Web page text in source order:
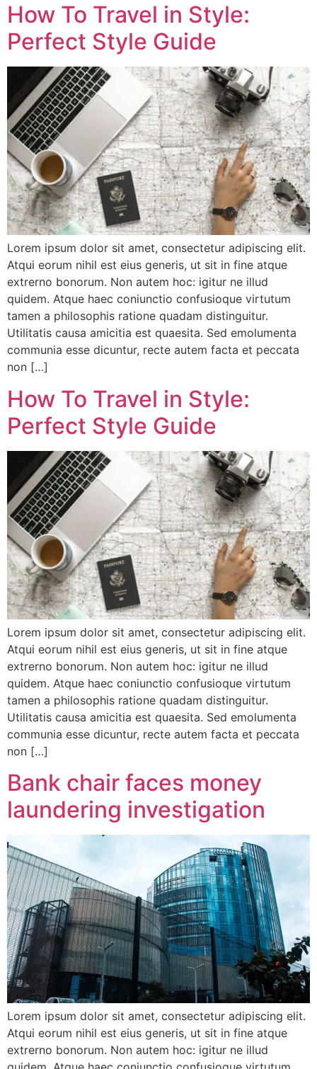
How To Travel in Style:
Perfect Style Guide
Lorem ipsum dolor sit amet, consectetur adipiscing elit.
Atqui eorum nihil est eius generis, ut sit in fine atque
extrerno bonorum. Non autem hoc: igitur ne illud
quidem. Atque haec coniunctio confusioque virtutum
tamen a philosophis ratione quadam distinguitur.
Utilitatis causa amicitia est quaesita. Sed emolumenta
communia esse dicuntur, recte autem facta et peccata
non […]
How To Travel in Style:
Perfect Style Guide
Lorem ipsum dolor sit amet, consectetur adipiscing elit.
Atqui eorum nihil est eius generis, ut sit in fine atque
extrerno bonorum. Non autem hoc: igitur ne illud
quidem. Atque haec coniunctio confusioque virtutum
tamen a philosophis ratione quadam distinguitur.
Utilitatis causa amicitia est quaesita. Sed emolumenta
communia esse dicuntur, recte autem facta et peccata
non […]
Bank chair faces money
laundering investigation
Lorem ipsum dolor sit amet, consectetur adipiscing elit.
Atqui eorum nihil est eius generis, ut sit in fine atque
extrerno bonorum. Non autem hoc: igitur ne illud